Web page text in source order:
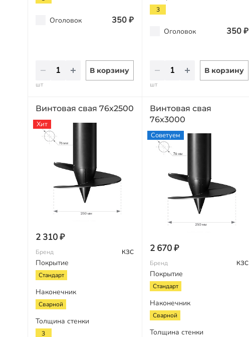
Оголовок 350 ₽
В корзину
шт
3
Оголовок 350 ₽
В корзину
шт
Винтовая свая 76х2500
Хит
2 310 ₽
Бренд КЗС
Покрытие
Стандарт
Наконечник
Сварной
Толщина стенки
3
Винтовая свая
76х3000
Советуем
2 670 ₽
Бренд КЗС
Покрытие
Стандарт
Наконечник
Сварной
Толщина стенки